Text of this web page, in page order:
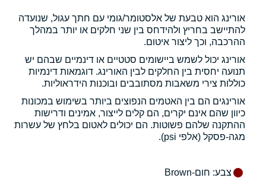
אורינג הוא טבעת של אלסטומר/גומי עם חתך עגול, שנועדה
להתיישב בחריץ ולהידחס בין שני חלקים או יותר במהלך
ההרכבה, וכך ליצור איטום.
אורינג יכול לשמש ביישומים סטטיים או דינמיים שבהם יש
תנועה יחסית בין החלקים לבין האורינג. דוגמאות דינמיות
כוללות צירי משאבות מסתובבים ובוכנות הידראוליות.
אורינגים הם בין האטמים הנפוצים ביותר בשימוש במכונות
כיוון שהם אינם יקרים, הם קלים לייצור, אמינים ודרישות
ההתקנה שלהם פשוטות. הם יכולים לאטום בלחץ של עשרות
מגה-פסקל (אלפי psi).
צבע: חום-Brown